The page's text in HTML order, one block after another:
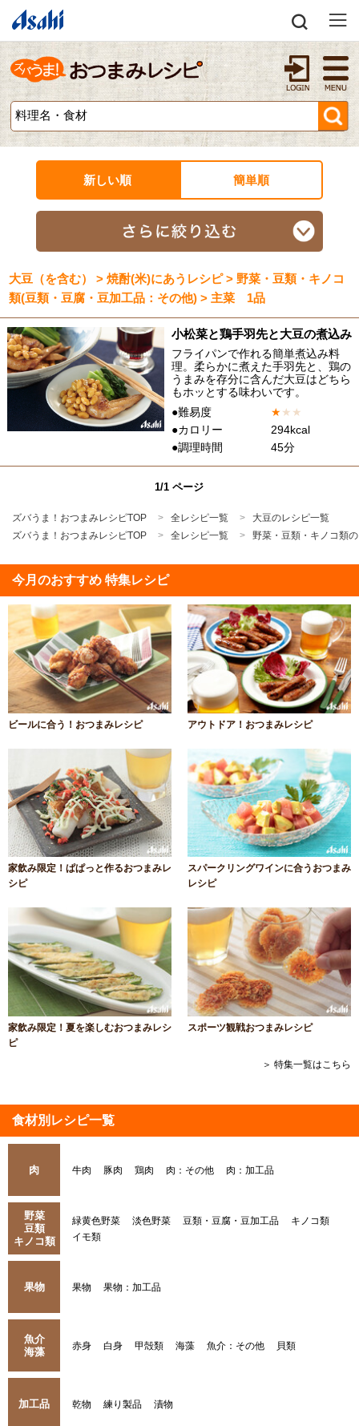
新しい順 簡単順
大豆（を含む） > 焼酎(米)にあうレシピ > 野菜・豆類・キノコ
類(豆類・豆腐・豆加工品：その他) > 主菜 1品
小松菜と鶏手羽先と大豆の煮込み
フライパンで作れる簡単煮込み料
理。柔らかに煮えた手羽先と、鶏の
うまみを存分に含んだ大豆はどちら
もホッとする味わいです。
●難易度
★★ ★
●カロリー
294kcal
●調理時間
45分
1/1 ページ
ズバうま！おつまみレシピTOP 全レシピ一覧
大豆のレシピ一覧
ズバうま！おつまみレシピTOP
全レシピ一覧 野菜・豆類・キノコ類
今月のおすすめ 特集レシピ
ビールに合う！おつまみレシピ アウトドア！おつまみレシピ
家飲み限定！ぱぱっと作るおつまみレ
シピ
スパークリングワインに合うおつまみ
レシピ
家飲み限定！夏を楽しむおつまみレシ
ピ
スポーツ観戦おつまみレシピ
＞ 特集一覧はこちら
食材別レシピ一覧
肉 牛肉 豚肉 鶏肉 肉：その他 肉：加工品
野菜
豆類
キノコ類
緑黄色野菜 淡色野菜 豆類・豆腐・豆加工品
キノコ類
イモ類
果物 果物 果物：加工品
魚介
海藻
赤身 白身 甲殻類 海藻 魚介：その他 貝類
加工品 乾物 練り製品 漬物